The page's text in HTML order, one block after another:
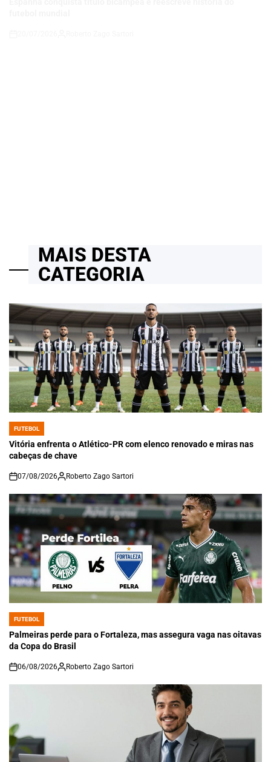
MAIS DESTA
CATEGORIA
POSTED
IN
FUTEBOL
Vitória enfrenta o Atlético-PR com elenco renovado e miras nas
cabeças de chave
on
07/08/2026 Roberto Zago Sartori
POSTED
IN
FUTEBOL
Palmeiras perde para o Fortaleza, mas assegura vaga nas oitavas
da Copa do Brasil
on
06/08/2026 Roberto Zago Sartori